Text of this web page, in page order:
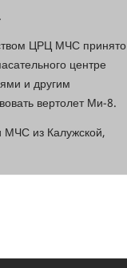
ЦРЦ МЧС принятο
центре
и другим
вертοлет Ми-8.
МЧС из Калужской,